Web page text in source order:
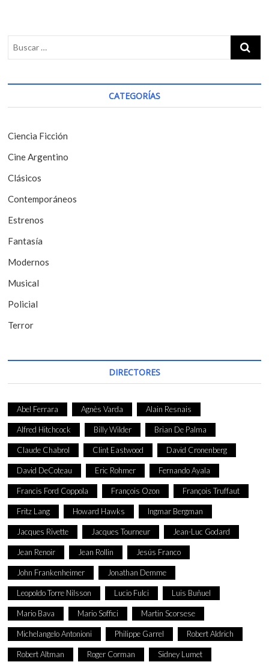
g
a
i
ó
n
e
e
n
t
r
a
d
a
s
p
s
:
:
CATEGORÍAS
Ciencia Ficción
Cine Argentino
Clásicos
Contemporáneos
Estrenos
Fantasía
Modernos
Musical
Policial
Terror
DIRECTORES
Abel Ferrara Agnès Varda Alain Resnais
Alfred Hitchcock Billy Wilder Brian De Palma
Claude Chabrol Clint Eastwood David Cronenberg
David DeCoteau Eric Rohmer Fernando Ayala
Francis Ford Coppola François Ozon François Truffaut
Fritz Lang Howard Hawks Ingmar Bergman
Jacques Rivette Jacques Tourneur Jean-Luc Godard
Jean Renoir Jean Rollin Jesús Franco
John Frankenheimer Jonathan Demme
Leopoldo Torre Nilsson Lucio Fulci Luis Buñuel
Mario Bava Mario Soffici Martin Scorsese
Michelangelo Antonioni Philippe Garrel Robert Aldrich
Robert Altman Roger Corman Sidney Lumet